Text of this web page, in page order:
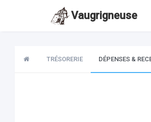
Vaugrigneuse
TRÉSORERIE DÉPENSES &